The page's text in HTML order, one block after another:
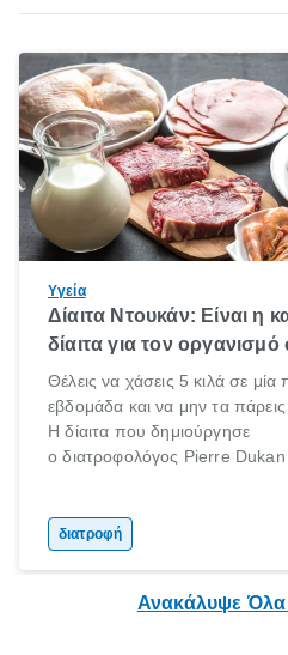
Υγεία
Δίαιτα Ντουκάν: Είναι η
δίαιτα για τον
Θέλεις να χάσεις 5 κιλά σε μία
εβδομάδα και να μην τα
Η δίαιτα που δημιούργησε
ο διατροφολόγος Pierre
δημητριακά ολικής άλεσης,
και ένας ημερήσιος περίπατος
διατροφή
Ανακάλυψε